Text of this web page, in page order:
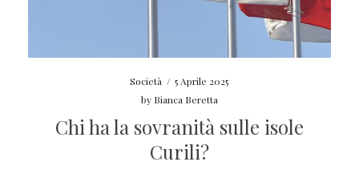
Società / 5 Aprile 2025
by Bianca Beretta
Chi ha la sovranità sulle isole
Curili?